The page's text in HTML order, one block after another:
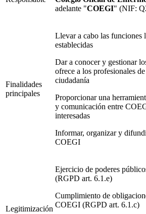
adelante "COEGI" (NIF:
Finalidades
principales
Llevar a cabo las funciones
establecidas
Dar a conocer y gestionar
ofrece a los profesionales
ciudadanía
Proporcionar una
y comunicación entre
interesadas
Informar, organizar y
COEGI
Legitimización
Ejercicio de poderes
(RGPD art. 6.1.e)
Cumplimiento de
COEGI (RGPD art. 6.1.c)